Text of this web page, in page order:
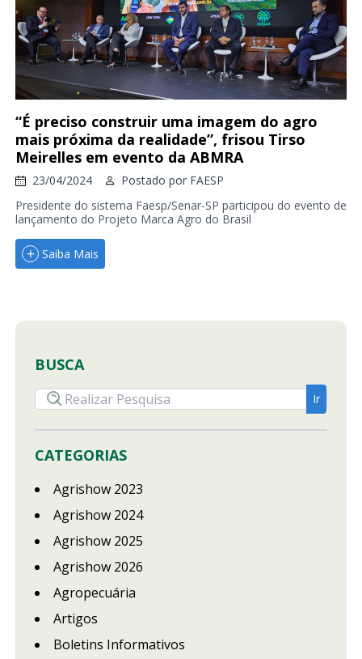
“É preciso construir uma imagem do agro
mais próxima da realidade”, frisou Tirso
Meirelles em evento da ABMRA
23/04/2024 Postado por FAESP
Presidente do sistema Faesp/Senar-SP participou do evento de
lançamento do Projeto Marca Agro do Brasil
Saiba Mais
BUSCA
CATEGORIAS
Agrishow 2023
Agrishow 2024
Agrishow 2025
Agrishow 2026
Agropecuária
Artigos
Boletins Informativos